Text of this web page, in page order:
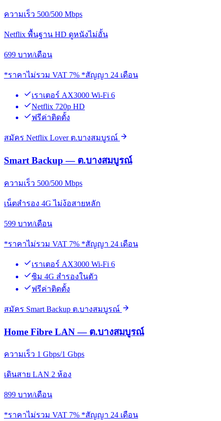
ความเร็ว 500/500 Mbps
Netflix พื้นฐาน HD ดูหนังไม่อั้น
699 บาท/เดือน
*ราคาไม่รวม VAT 7% *สัญญา 24 เดือน
เราเตอร์ AX3000 Wi-Fi 6
Netflix 720p HD
ฟรีค่าติดตั้ง
สมัคร Netflix Lover ต.บางสมบูรณ์
Smart Backup — ต.บางสมบูรณ์
ความเร็ว 500/500 Mbps
เน็ตสำรอง 4G ไม่ง้อสายหลัก
599 บาท/เดือน
*ราคาไม่รวม VAT 7% *สัญญา 24 เดือน
เราเตอร์ AX3000 Wi-Fi 6
ซิม 4G สำรองในตัว
ฟรีค่าติดตั้ง
สมัคร Smart Backup ต.บางสมบูรณ์
Home Fibre LAN — ต.บางสมบูรณ์
ความเร็ว 1 Gbps/1 Gbps
เดินสาย LAN 2 ห้อง
899 บาท/เดือน
*ราคาไม่รวม VAT 7% *สัญญา 24 เดือน